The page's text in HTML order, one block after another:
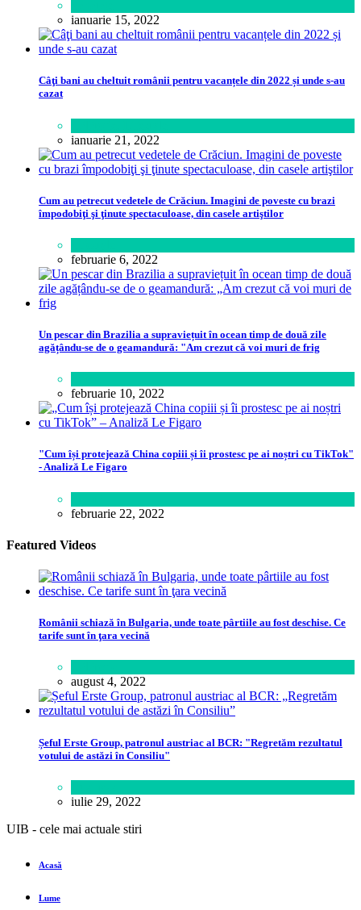
ianuarie 15, 2022
Câţi bani au cheltuit românii pentru vacanțele din 2022 și unde s-au
cazat
ianuarie 21, 2022
Cum au petrecut vedetele de Crăciun. Imagini de poveste cu brazi
împodobiţi şi ţinute spectaculoase, din casele artiştilor
februarie 6, 2022
Un pescar din Brazilia a supraviețuit în ocean timp de două zile
agățându-se de o geamandură: "Am crezut că voi muri de frig
februarie 10, 2022
"Cum își protejează China copiii și îi prostesc pe ai noștri cu TikTok"
- Analiză Le Figaro
februarie 22, 2022
Featured Videos
Românii schiază în Bulgaria, unde toate pârtiile au fost deschise. Ce
tarife sunt în ţara vecină
august 4, 2022
Șeful Erste Group, patronul austriac al BCR: "Regretăm rezultatul
votului de astăzi în Consiliu"
iulie 29, 2022
UIB - cele mai actuale stiri
Acasă
Lume